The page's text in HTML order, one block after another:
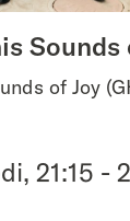
Sounds
of Joy
21:15 -